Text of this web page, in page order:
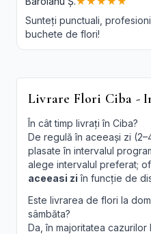
Sunteți punctuali,
buchete de flori!
Livrare Flori Ciba -
În cât timp livrați în Ciba?
De regulă în aceeași zi
plasate în intervalul
alege intervalul preferat;
aceeasi zi în funcție de
Este livrarea de flori la
sâmbăta?
Da, în majoritatea cazurilor